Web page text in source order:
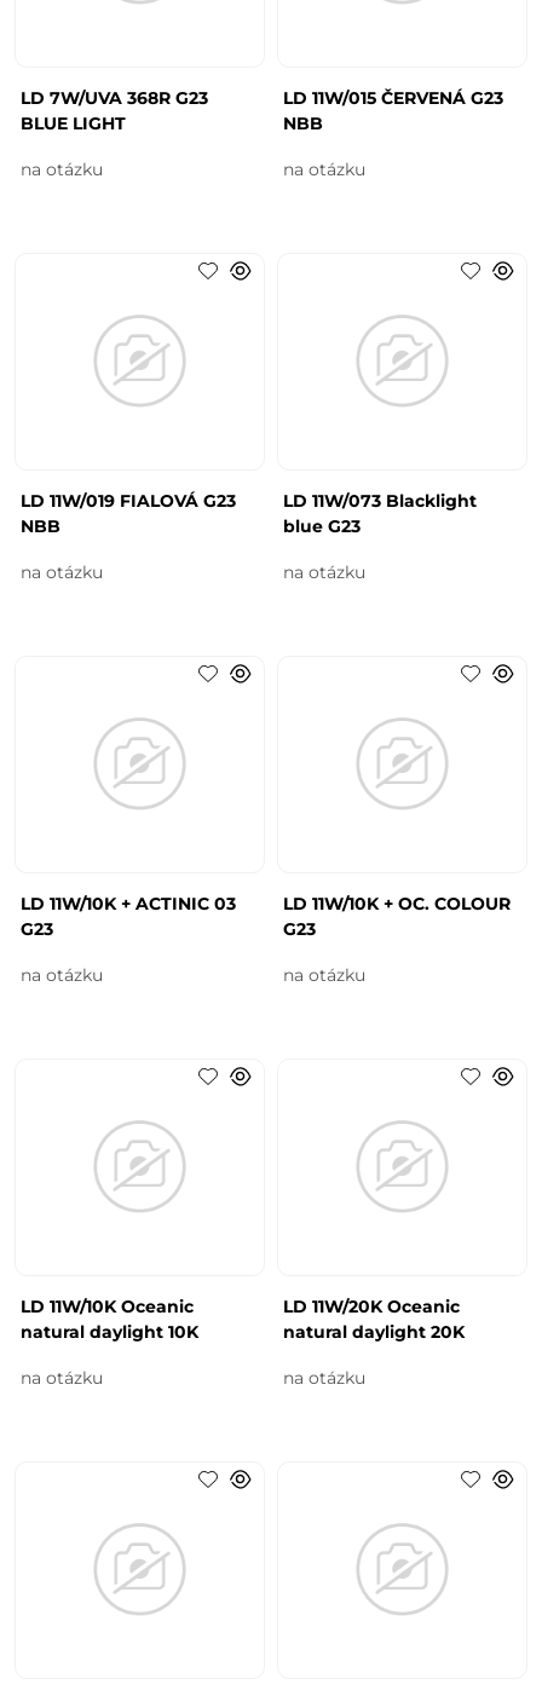
LD 7W/UVA 368R G23
BLUE LIGHT
na otázku
LD 11W/015 ČERVENÁ G23
NBB
na otázku
LD 11W/019 FIALOVÁ G23
NBB
na otázku
LD 11W/073 Blacklight
blue G23
na otázku
LD 11W/10K + ACTINIC 03
G23
na otázku
LD 11W/10K + OC. COLOUR
G23
na otázku
LD 11W/10K Oceanic
natural daylight 10K
na otázku
LD 11W/20K Oceanic
natural daylight 20K
na otázku